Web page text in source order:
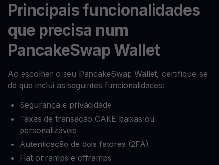
Principais funcionalidades
que precisa num
PancakeSwap Wallet
Ao escolher o seu PancakeSwap Wallet, certifique-se
de que inclui as seguintes funcionalidades:
Segurança e privacidade
Taxas de transação CAKE baixas ou
personalizáveis
Autenticação de dois fatores (2FA)
Fiat onramps e offramps